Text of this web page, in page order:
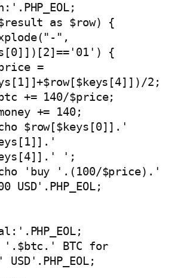
as $row) {
{
2;
';
USD'.PHP_EOL;
'.$btc.' BTC for